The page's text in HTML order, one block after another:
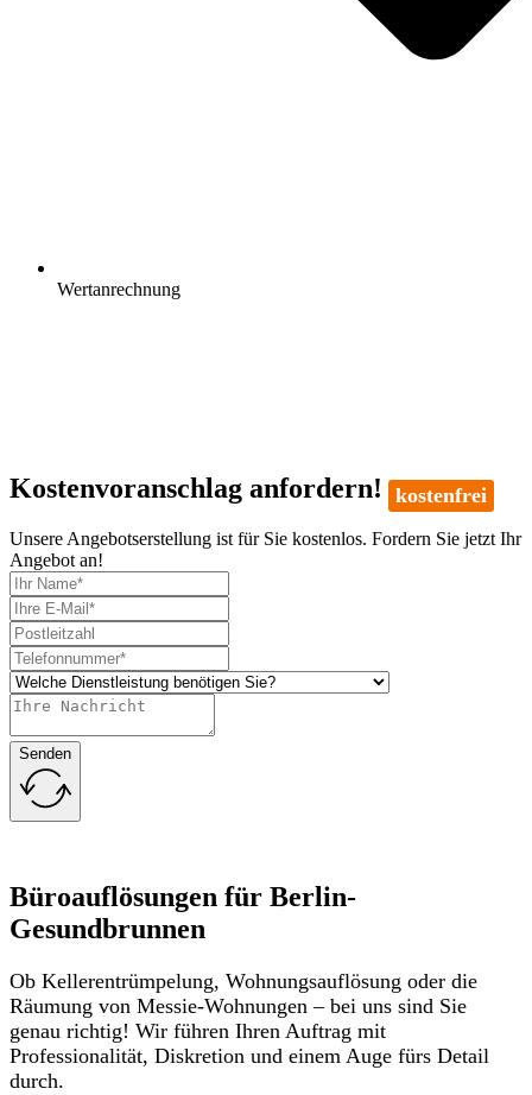
Wertanrechnung
Kostenvoranschlag anfordern! kostenfrei
Unsere Angebotserstellung ist für Sie kostenlos. Fordern Sie jetzt Ihr
Angebot an!
Senden
Büroauflösungen für Berlin-
Gesundbrunnen
Ob Kellerentrümpelung, Wohnungsauflösung oder die
Räumung von Messie-Wohnungen – bei uns sind Sie
genau richtig! Wir führen Ihren Auftrag mit
Professionalität, Diskretion und einem Auge fürs Detail
durch.